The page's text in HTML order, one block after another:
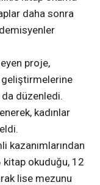
daha sonra
proje,
geliştirmelerine
düzenledi.
kadınlar
kazanımlarından
kitap okuduğu, 12
lise mezunu